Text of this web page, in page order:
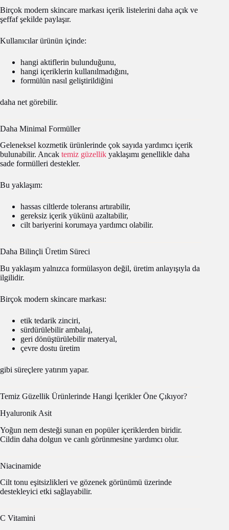
Birçok modern skincare markası içerik listelerini daha açık ve
şeffaf şekilde paylaşır.
Kullanıcılar ürünün içinde:
hangi aktiflerin bulunduğunu,
hangi içeriklerin kullanılmadığını,
formülün nasıl geliştirildiğini
daha net görebilir.
Daha Minimal Formüller
Geleneksel kozmetik ürünlerinde çok sayıda yardımcı içerik
bulunabilir. Ancak temiz güzellik yaklaşımı genellikle daha
sade formülleri destekler.
Bu yaklaşım:
hassas ciltlerde toleransı artırabilir,
gereksiz içerik yükünü azaltabilir,
cilt bariyerini korumaya yardımcı olabilir.
Daha Bilinçli Üretim Süreci
Bu yaklaşım yalnızca formülasyon değil, üretim anlayışıyla da
ilgilidir.
Birçok modern skincare markası:
etik tedarik zinciri,
sürdürülebilir ambalaj,
geri dönüştürülebilir materyal,
çevre dostu üretim
gibi süreçlere yatırım yapar.
Temiz Güzellik Ürünlerinde Hangi İçerikler Öne Çıkıyor?
Hyaluronik Asit
Yoğun nem desteği sunan en popüler içeriklerden biridir.
Cildin daha dolgun ve canlı görünmesine yardımcı olur.
Niacinamide
Cilt tonu eşitsizlikleri ve gözenek görünümü üzerinde
destekleyici etki sağlayabilir.
C Vitamini